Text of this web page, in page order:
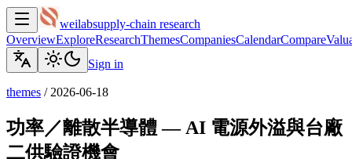
weilabsupply-chain research
OverviewExploreResearchThemesCompaniesCalendarCompare
Sign in
themes / 2026-06-18
功率／離散半導體 — AI 電源外溢與台廠
二供驗證機會